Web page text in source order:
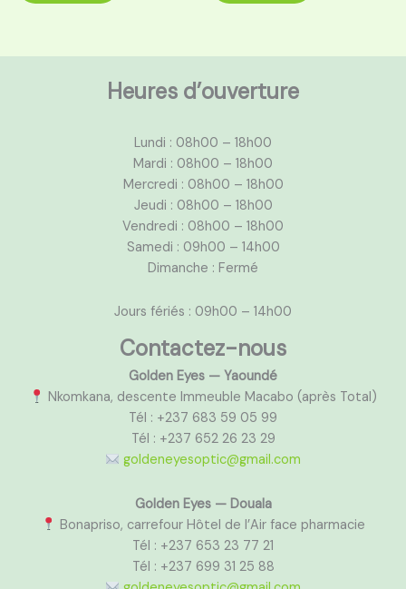
Heures d’ouverture
Lundi : 08h00 – 18h00
Mardi : 08h00 – 18h00
Mercredi : 08h00 – 18h00
Jeudi : 08h00 – 18h00
Vendredi : 08h00 – 18h00
Samedi : 09h00 – 14h00
Dimanche : Fermé
Jours fériés : 09h00 – 14h00
Contactez-nous
Golden Eyes — Yaoundé
Nkomkana, descente Immeuble Macabo (après Total)
Tél : +237 683 59 05 99
Tél : +237 652 26 23 29
goldeneyesoptic@gmail.com
Golden Eyes — Douala
Bonapriso, carrefour Hôtel de l’Air face pharmacie
Tél : +237 653 23 77 21
Tél : +237 699 31 25 88